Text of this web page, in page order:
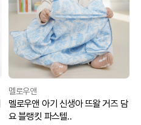
멜로우앤
멜로우앤 아기 신생아 뜨왈 거즈 담
요 블랭킷 파스텔..